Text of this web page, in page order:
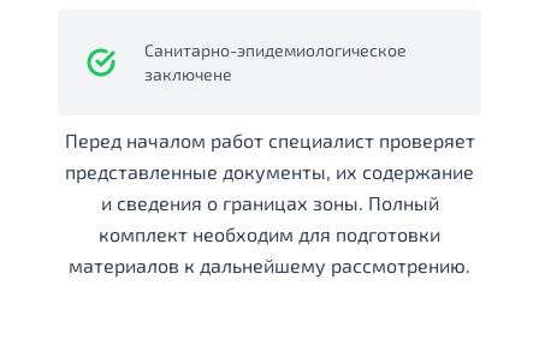
Санитарно-эпидемиологическое
заключене
Перед началом работ специалист проверяет
представленные документы, их содержание
и сведения о границах зоны. Полный
комплект необходим для подготовки
материалов к дальнейшему рассмотрению.